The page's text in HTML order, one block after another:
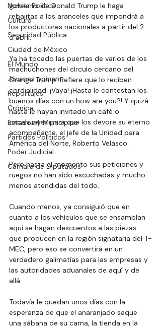
Novela Política
Cultura
Seguridad Pública
Ciudad de México
El Mundo
Jóvenes opinan
Reportajes
Crónica
Estados y Municipios
Partidos Políticos
Poder Judicial
Cámara de Diputados
gobierno de Donald Trump le haga
rebajitas a los aranceles que impondrá a
los productores nacionales a partir del 2
d abril.
Ya ha tocado las puertas de varios de los
machuchones del círculo cercano del
Orange Trump. Refiere que lo reciben
cordialidad. ¡Vaya! ¡Hasta le contestan los
buenos días con un how are you?! Y quizá
hasta le hayan invitado un café o
cacahuates para que los devore su eterno
acompañante, el jefe de la Unidad para
América del Norte, Roberto Velasco.
Pero hasta el momento sus peticiones y
ruegos no han sido escuchadas y mucho
menos atendidas del todo.
Cuando menos, ya consiguió que en
cuanto a los vehículos que se ensamblan
aquí se hagan descuentos a las piezas
que producen en la región signataria del T-
MEC, pero eso se convertirá en un
verdadero galimatías para las empresas y
las autoridades aduanales de aquí y de
allá.
Todavía le quedan unos días con la
esperanza de que el anaranjado saque
una sábana de su cama, la tienda en la